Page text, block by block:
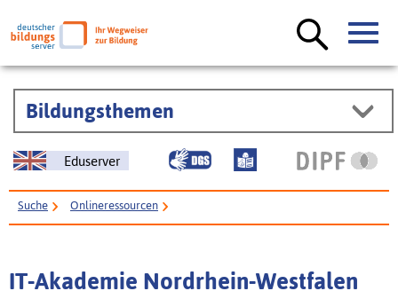
Bildungsthemen
Eduserver
Suche Onlineressourcen
IT-Akademie Nordrhein-Westfalen